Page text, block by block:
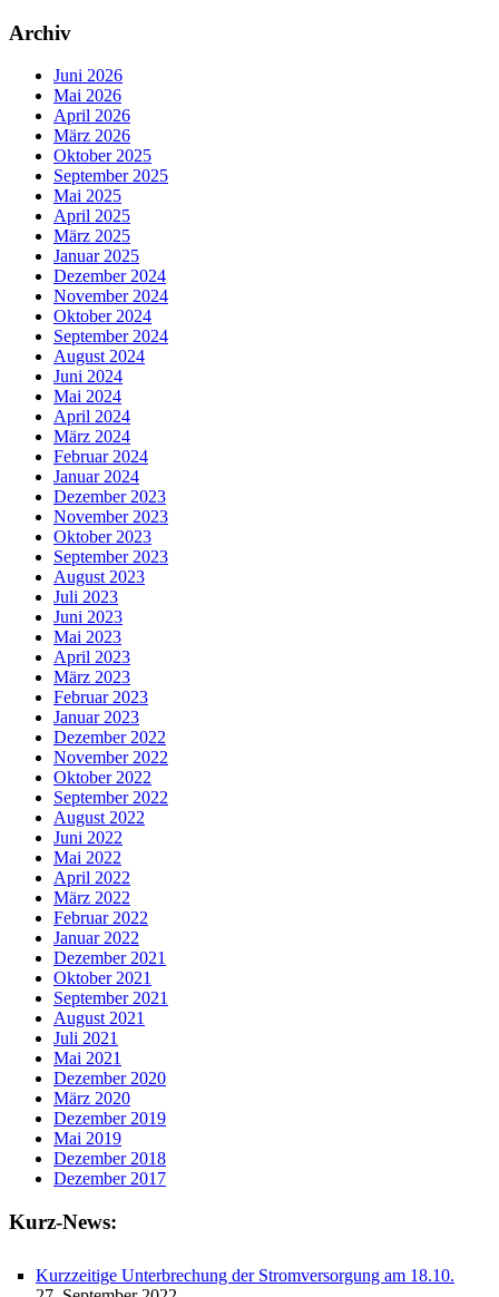
Archiv
Juni 2026
Mai 2026
April 2026
März 2026
Oktober 2025
September 2025
Mai 2025
April 2025
März 2025
Januar 2025
Dezember 2024
November 2024
Oktober 2024
September 2024
August 2024
Juni 2024
Mai 2024
April 2024
März 2024
Februar 2024
Januar 2024
Dezember 2023
November 2023
Oktober 2023
September 2023
August 2023
Juli 2023
Juni 2023
Mai 2023
April 2023
März 2023
Februar 2023
Januar 2023
Dezember 2022
November 2022
Oktober 2022
September 2022
August 2022
Juni 2022
Mai 2022
April 2022
März 2022
Februar 2022
Januar 2022
Dezember 2021
Oktober 2021
September 2021
August 2021
Juli 2021
Mai 2021
Dezember 2020
März 2020
Dezember 2019
Mai 2019
Dezember 2018
Dezember 2017
Kurz-News:
Kurzzeitige Unterbrechung der Stromversorgung am 18.10.